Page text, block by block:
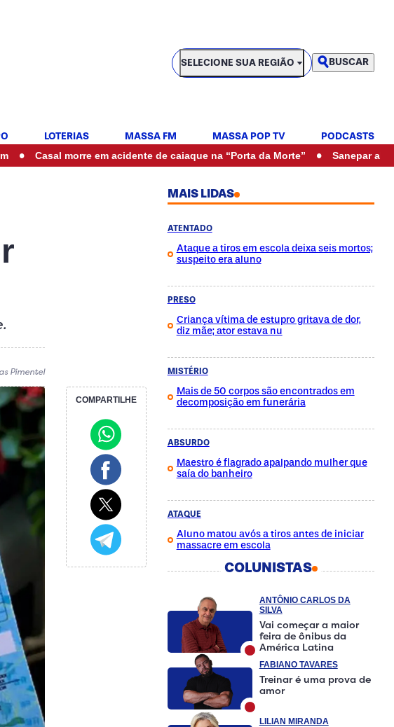
SELECIONE SUA REGIÃO
SELECIONE SUA REGIÃO BUSCAR
LOTERIAS MASSA FM MASSA POP TV PODCASTS
morre em acidente de caiaque na “Porta da Morte” • Sanepar alerta para
Pimentel
COMPARTILHE
MAIS LIDAS
ATENTADO
Ataque a tiros em escola deixa seis mortos;
suspeito era aluno
PRESO
Criança vítima de estupro gritava de dor,
diz mãe; ator estava nu
MISTÉRIO
Mais de 50 corpos são encontrados em
decomposição em funerária
ABSURDO
Maestro é flagrado apalpando mulher que
saía do banheiro
ATAQUE
Aluno matou avós a tiros antes de iniciar
massacre em escola
COLUNISTAS
ANTÔNIO CARLOS DA
SILVA
Vai começar a maior
feira de ônibus da
América Latina
FABIANO TAVARES
Treinar é uma prova de
amor
LILIAN MIRANDA